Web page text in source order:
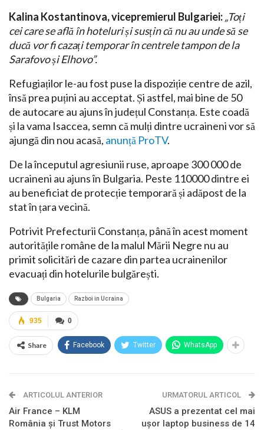
Kalina Kostantinova, vicepremierul Bulgariei:„Toți
cei care se află în hoteluri și susțin că nu au unde să se
ducă vor fi cazați temporar în centrele tampon de la
Sarafovo și Elhovo”.
Refugiaților le-au fost puse la dispoziție centre de azil,
însă prea puțini au acceptat. Și astfel, mai bine de 50
de autocare au ajuns în județul Constanța. Este coadă
și la vama Isaccea, semn că mulți dintre ucraineni vor să
ajungă din nou acasă, anunță ProTV.
De la începutul agresiunii ruse, aproape 300 000 de
ucraineni au ajuns în Bulgaria. Peste 110000 dintre ei
au beneficiat de protecție temporară și adăpost de la
stat în țara vecină.
Potrivit Prefecturii Constanța, până în acest moment
autoritățile române de la malul Mării Negre nu au
primit solicitări de cazare din partea ucrainenilor
evacuați din hotelurile bulgărești.
Bulgaria Razboi in Ucraina
0
935
Share Facebook Twitter WhatsApp
ARTICOLUL ANTERIOR
Air France – KLM
România și Trust Motors
URMATORUL ARTICOL
ASUS a prezentat cel mai
ușor laptop business de 14